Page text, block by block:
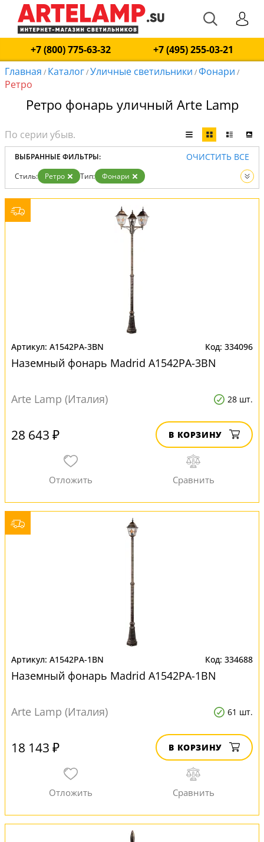
+7 (800) 775-63-32
+7 (495) 255-03-21
Главная / Каталог/Уличные светильники /Фонари /
Ретро
Ретро фонарь уличный Arte Lamp
ВЫБРАННЫЕ ФИЛЬТРЫ: ОЧИСТИТЬ ВСЕ
Стиль: Ретро Тип:
Фонари
Вид:
Уличные светильники
A1542PA-3BN 334096
Наземный фонарь Madrid A1542PA-3BN
Arte Lamp (Италия) 28 шт.
28 643 ₽ В КОРЗИНУ
A1542PA-1BN 334688
Наземный фонарь Madrid A1542PA-1BN
Arte Lamp (Италия) 61 шт.
18 143 ₽ В КОРЗИНУ